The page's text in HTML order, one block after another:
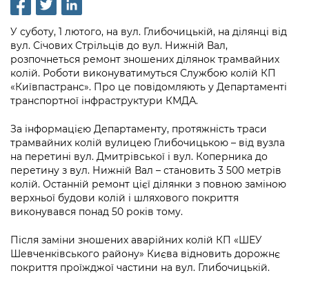
Рішення та розпорядження
Проєкти розпоряджень, що
перебувають на погодженні КМВА
Рішення Київради
Контактна інформація
Графік роботи та прийому громадян
Вакансії
Статистика
Регуляторна діяльність
Освіта та навчальні заклади
Дороги, транспорт та парковки
Навколишнє середовище міста
Містобудування та земельні ділянки
Культура, спорт, дозвілля
Бізнес та ліцензування
Фінанси та бюджет
Безпека та правопорядок
Ритуальні послуги
Іноземцям / For foreigners
Громадська експертиза
Громадський бюджет
Консультації з громадськістю
Громадська рада
Петиції
Відкритий бюджет
Контактний центр
Допомога учасникам АТО
Рада з питань внутрішньо переміщених
осіб при Київській міській військовій
адміністрації
Інформація з обмеженим доступом
Подати запит онлайн
Проекти нормативно-правових та
інших актів
Нормативна база
Питання і відповіді про публічну
інформацію
Порядок оскарження рішень, дій чи
бездіяльності розпорядників інформації
Звіти про опрацювання запитів на
публічну інформацію
Медіагалерея
Підписатися на новини та анонси від
КМДА / Subscribe to announcements
from the KCSA
Порядок акредитації медіа /
Подати журналістський запит /
Submitting a media request
Зйомки в лікарнях в умовах воєнного
стану / Rules for media coverage of
Контакти для медіа / Contacts for mass
media
Портал Послуг
У суботу, 1 лютого, на вул. Глибочицькій, на ділянці від
вул. Січових Стрільців до вул. Нижній Вал,
розпочнеться ремонт зношених ділянок трамвайних
колій. Роботи виконуватимуться Службою колій КП
«Київпастранс». Про це повідомляють у Департаменті
транспортної інфраструктури КМДА.
За інформацією Департаменту, протяжність траси
трамвайних колій вулицею Глибочицькою – від вузла
на перетині вул. Дмитрівської і вул. Коперника до
перетину з вул. Нижній Вал – становить 3 500 метрів
колій. Останній ремонт цієї ділянки з повною заміною
верхньої будови колій і шляхового покриття
виконувався понад 50 років тому.
Після заміни зношених аварійних колій КП «ШЕУ
Шевченківського району» Києва відновить дорожнє
покриття проїжджої частини на вул. Глибочицькій.